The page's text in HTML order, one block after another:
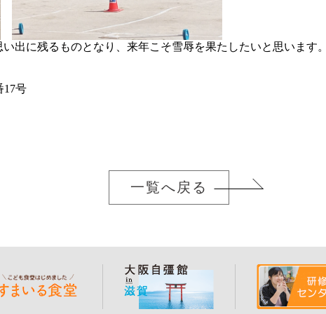
出に残るものとなり、来年こそ雪辱を果たしたいと思います
17号
一覧へ戻る